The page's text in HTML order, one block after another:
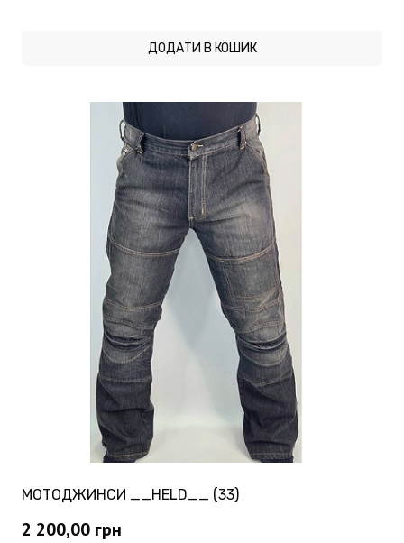
ДОДАТИ В КОШИК
МОТОДЖИНСИ __HELD__ (33)
2 200,00 грн